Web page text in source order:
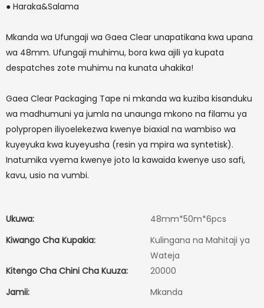
● Haraka&Salama
Mkanda wa Ufungaji wa Gaea Clear unapatikana kwa upana
wa 48mm. Ufungaji muhimu, bora kwa ajili ya kupata
despatches zote muhimu na kunata uhakika!
Gaea Clear Packaging Tape ni mkanda wa kuziba kisanduku
wa madhumuni ya jumla na unaunga mkono na filamu ya
polypropen iliyoelekezwa kwenye biaxial na wambiso wa
kuyeyuka kwa kuyeyusha (resin ya mpira wa syntetisk).
Inatumika vyema kwenye joto la kawaida kwenye uso safi,
kavu, usio na vumbi.
Ukuwa:
48mm*50m*6pcs
Kiwango Cha Kupakia:
Kulingana na Mahitaji ya
Wateja
Kitengo Cha Chini Cha Kuuza:
20000
Jamii:
Mkanda